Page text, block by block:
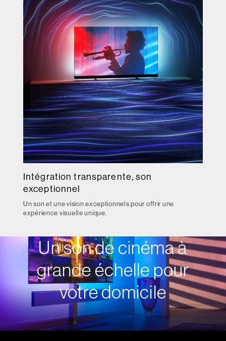
Intégration transparente, son
exceptionnel
Un son et une vision exceptionnels pour offrir une
expérience visuelle unique.
Un son de cinéma à
grande échelle pour
votre domicile